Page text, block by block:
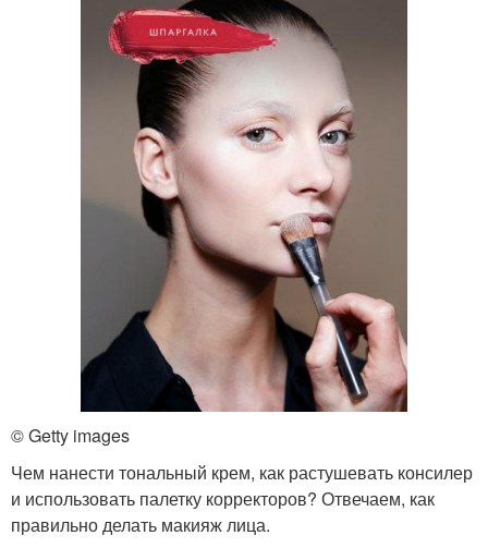
© Getty images
Чем нанести тональный крем, как растушевать консилер
и использовать палетку корректоров? Отвечаем, как
правильно делать макияж лица.